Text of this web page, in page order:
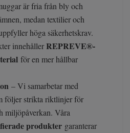
är fria från bly och
medan textilier och
höga säkerhetskrav.
innehållerREPREVE®-
för en mer hållbar
– Vi samarbetar med
följer strikta riktlinjer för
miljöpåverkan. Våra
produkter garanterar